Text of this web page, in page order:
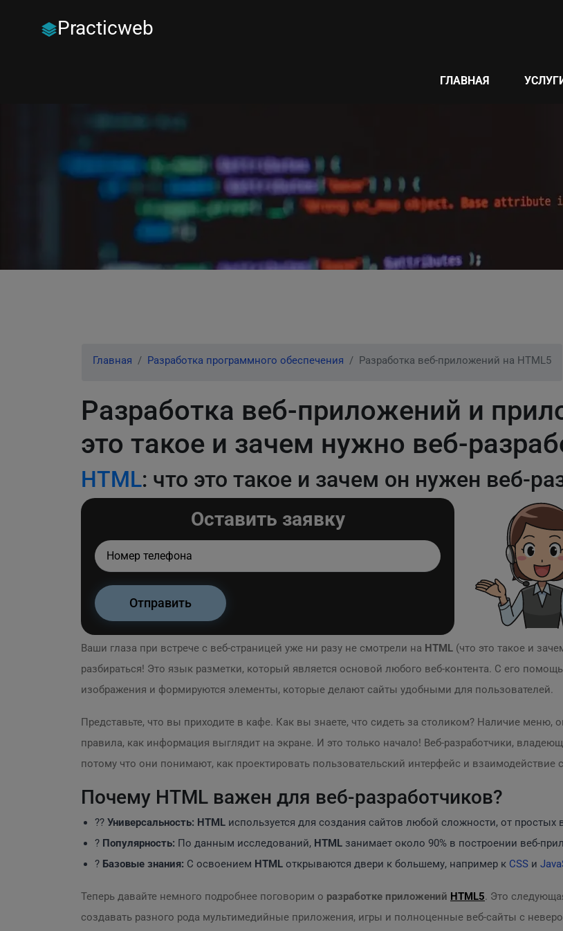
Practicweb
ГЛАВНАЯ
Главная Разработка программного обеспечения Разработка веб-приложений на HTML5
Разработка веб-приложений и
это такое и зачем нужно веб-
HTML: что это такое и зачем он нужен веб-
Оставить заявку
Ваши глаза при встрече с веб-страницей уже ни разу не смотрели на HTML (что это такое и
разбираться! Это язык разметки, который является основой любого веб-контента. С его
изображения и формируются элементы, которые делают сайты удобными для пользователей.
Представьте, что вы приходите в кафе. Как вы знаете, что сидеть за столиком? Наличие меню,
правила, как информация выглядит на экране. И это только начало! Веб-разработчики,
потому что они понимают, как проектировать пользовательский интерфейс и взаимодействие
Почему HTML важен для веб-разработчиков?
?‍? Универсальность: HTML используется для создания сайтов любой сложности, от
? Популярность: По данным исследований, HTML занимает около 90% в построении веб-
? Базовые знания: С освоением HTML открываются двери к большему, например к CSS и
Теперь давайте немного подробнее поговорим о разработке приложений HTML5. Это
создавать разного рода мультимедийные приложения, игры и полноценные веб-сайты с